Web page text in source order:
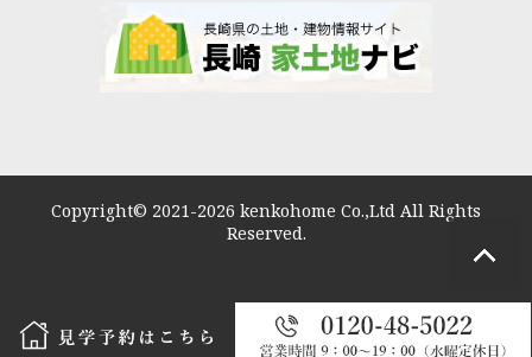
Copyright© 2021-2026 kenkohome Co.,Ltd All Rights
Reserved.